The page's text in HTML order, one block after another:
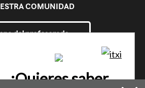
COMUNIDAD
del profesorado
¿Quieres saber